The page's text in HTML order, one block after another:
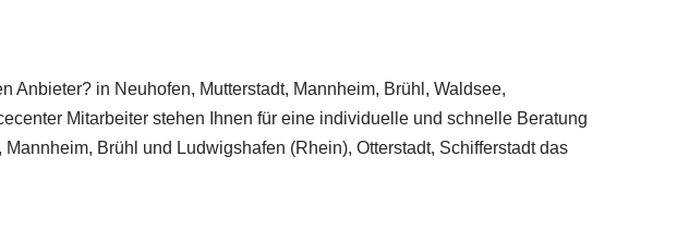
in Neuhofen, Mutterstadt, Mannheim, Brühl, Waldsee,
Mitarbeiter stehen Ihnen für eine individuelle und schnelle Beratung
Brühl und Ludwigshafen (Rhein), Otterstadt, Schifferstadt das